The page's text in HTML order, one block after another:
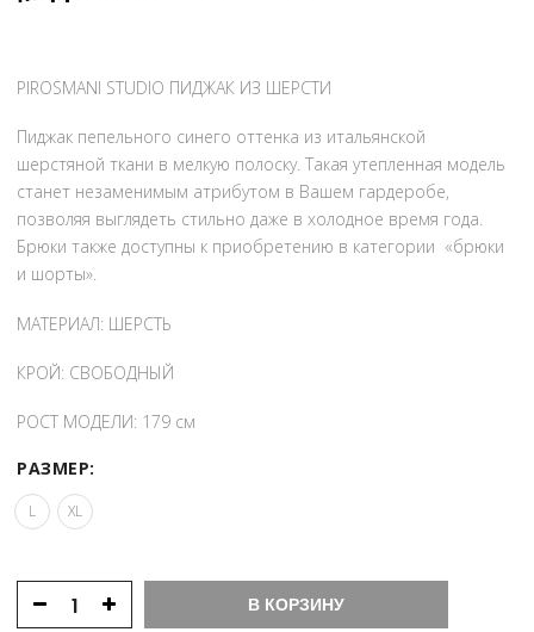
22
PIROSMANI STUDIO ПИДЖАК ИЗ ШЕРСТИ
Пиджак пепельного синего оттенка из итальянской
шерстяной ткани в мелкую полоску. Такая утепленная модель
станет незаменимым атрибутом в Вашем гардеробе,
позволяя выглядеть стильно даже в холодное время года.
Брюки также доступны к приобретению в категории «брюки
и шорты».
МАТЕРИАЛ: ШЕРСТЬ
КРОЙ: СВОБОДНЫЙ
РОСТ МОДЕЛИ: 179 см
РАЗМЕР:
L XL
В КОРЗИНУ